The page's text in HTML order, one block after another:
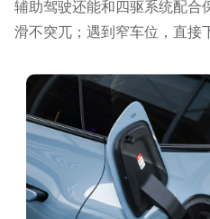
辅助驾驶还能和四驱系统配合
滑不突兀；遇到窄车位，直接